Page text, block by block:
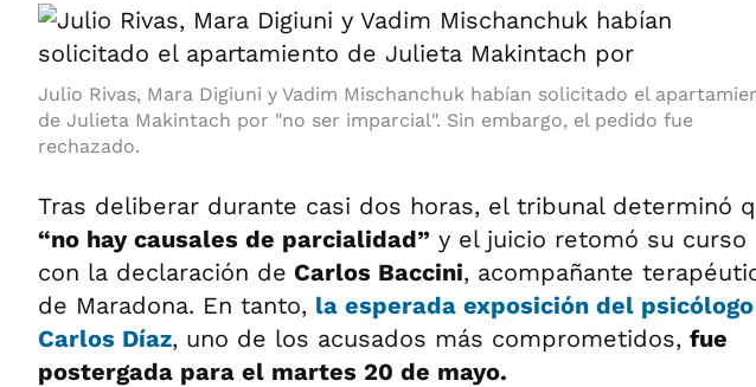
Julio Rivas, Mara Digiuni y Vadim Mischanchuk habían solicitado el
de Julieta Makintach por "no ser imparcial". Sin embargo, el pedido fue
rechazado.
Tras deliberar durante casi dos horas, el tribunal determinó
“no hay causales de parcialidad” y el juicio retomó su curso
con la declaración de Carlos Baccini, acompañante
de Maradona. En tanto, la esperada exposición del psicólogo
Carlos Díaz, uno de los acusados más comprometidos, fue
postergada para el martes 20 de mayo.